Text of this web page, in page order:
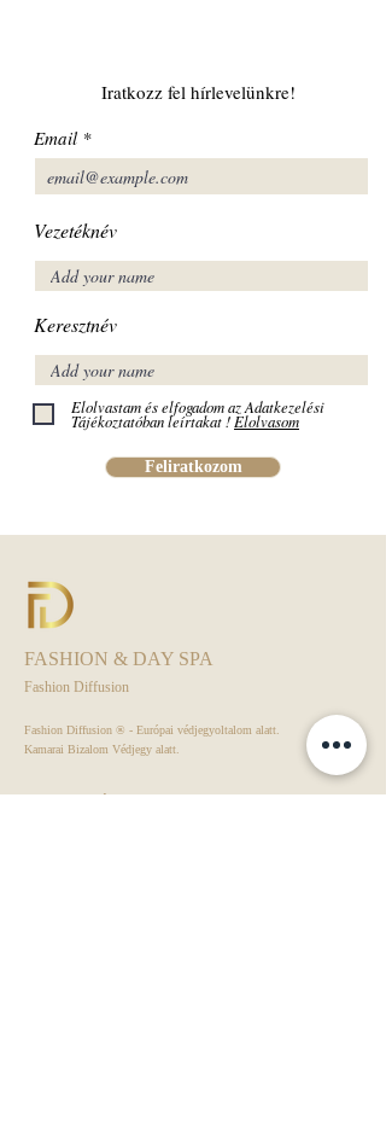
Iratkozz fel hírlevelünkre!
Email
Vezetéknév
Keresztnév
Elolvastam és elfogadom az Adatkezelési
Tájékoztatóban leírtakat ! Elolvasom
Feliratkozom
FASHION & DAY SPA
Fashion Diffusion
Fashion Diffusion ® - Európai védjegyoltalom alatt.
Kamarai Bizalom Védjegy alatt.